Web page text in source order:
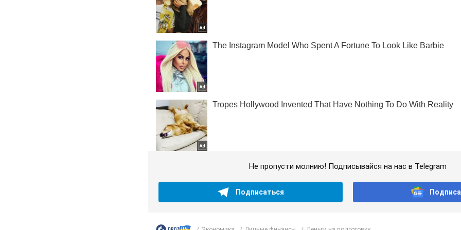
Не пропусти молнию! Подписывайся на нас в Telegram
Подписаться